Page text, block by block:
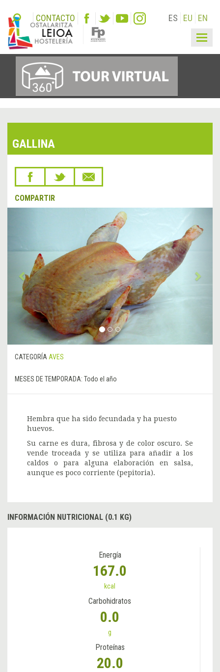
CONTACTO ES EU EN
GALLINA
COMPARTIR
CATEGORÍA AVES
MESES DE TEMPORADA: Todo el año
Hembra que ha sido fecundada y ha puesto
huevos.
Su carne es dura, fibrosa y de color oscuro. Se
vende troceada y se utiliza para añadir a los
caldos o para alguna elaboración en salsa,
aunque es poco corriente (pepitoria).
INFORMACIÓN NUTRICIONAL (0.1 KG)
Energía
167.0
kcal
Carbohidratos
0.0
g
Proteínas
20.0